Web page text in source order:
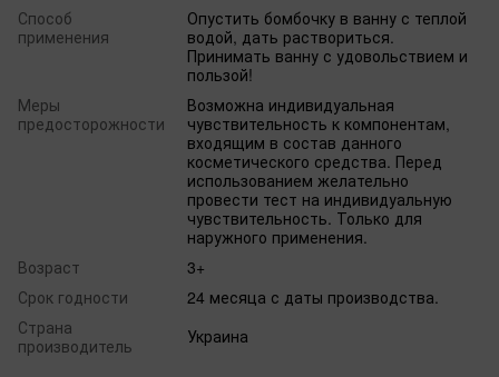
Способ
применения
Опустить бомбочку в ванну с теплой
водой, дать раствориться.
Принимать ванну с удовольствием и
пользой!
Меры
предосторожности
Возможна индивидуальная
чувствительность к компонентам,
входящим в состав данного
косметического средства. Перед
использованием желательно
провести тест на индивидуальную
чувствительность. Только для
наружного применения.
Возраст
3+
Срок годности
24 месяца с даты производства.
Страна
производитель
Украина